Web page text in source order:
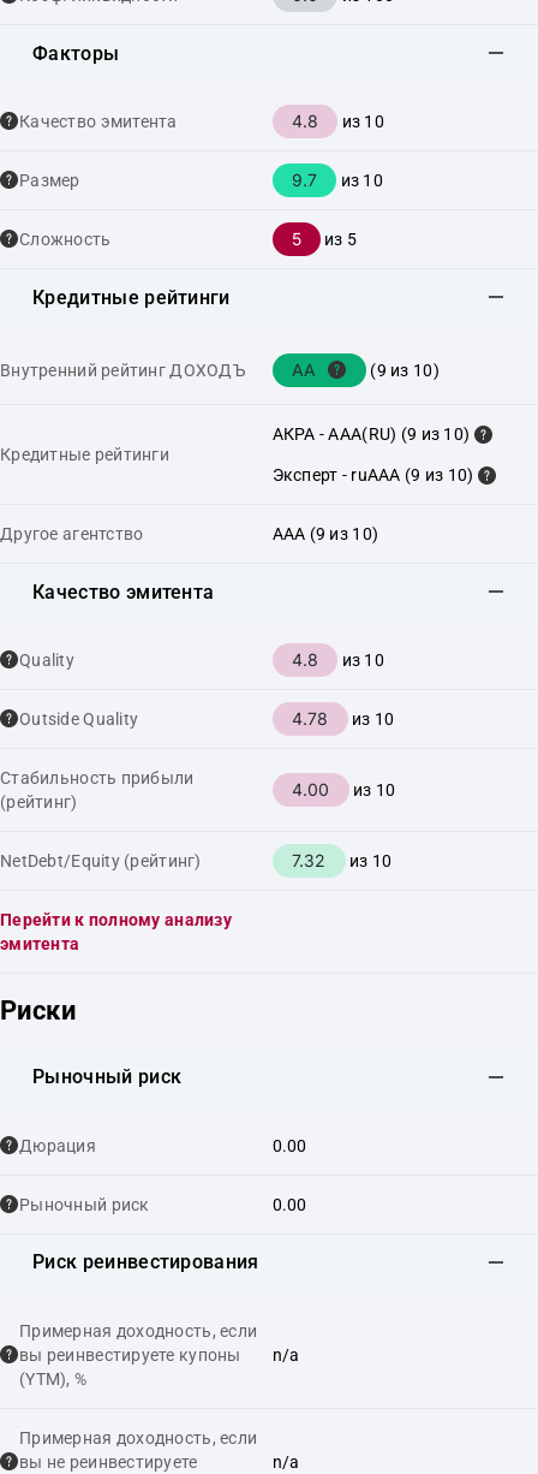
Факторы
Качество эмитента 4.8 из 10
Размер 9.7 из 10
Сложность 5 из 5
Кредитные рейтинги
Внутренний рейтинг ДОХОДЪ AA (9 из 10)
Кредитные рейтинги
АКРА - AAA(RU) (9 из 10)
Эксперт - ruAAA (9 из 10)
Другое агентство AAA (9 из 10)
Качество эмитента
Quality 4.8 из 10
Outside Quality 4.78 из 10
Стабильность прибыли
(рейтинг)
4.00 из 10
NetDebt/Equity (рейтинг) 7.32 из 10
Перейти к полному анализу
эмитента
Риски
Рыночный риск
Дюрация 0.00
Рыночный риск 0.00
Риск реинвестирования
Примерная доходность, если
вы реинвестируете купоны
(YTM), %
n/a
Примерная доходность, если
вы не реинвестируете
n/a